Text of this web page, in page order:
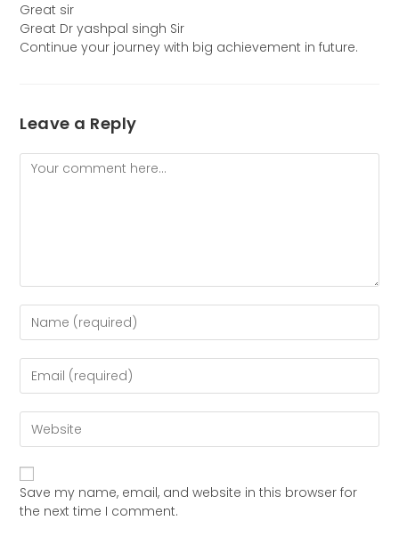
Great sir
Great Dr yashpal singh Sir
Continue your journey with big achievement in future.
Leave a Reply
Save my name, email, and website in this browser for
the next time I comment.